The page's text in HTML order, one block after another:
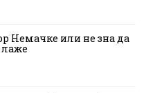
Немачке или не зна да
лаже